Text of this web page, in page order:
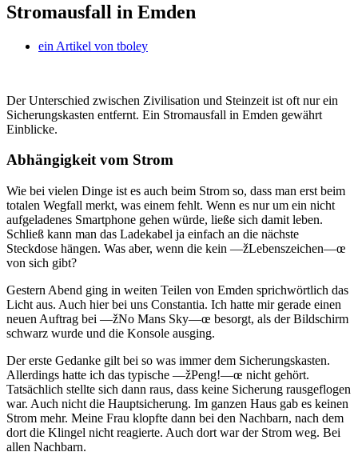
Stromausfall in Emden
ein Artikel von tboley
Der Unterschied zwischen Zivilisation und Steinzeit ist oft nur ein
Sicherungskasten entfernt. Ein Stromausfall in Emden gewährt
Einblicke.
Abhängigkeit vom Strom
Wie bei vielen Dinge ist es auch beim Strom so, dass man erst beim
totalen Wegfall merkt, was einem fehlt. Wenn es nur um ein nicht
aufgeladenes Smartphone gehen würde, ließe sich damit leben.
Schließ kann man das Ladekabel ja einfach an die nächste
Steckdose hängen. Was aber, wenn die kein —žLebenszeichen—œ
von sich gibt?
Gestern Abend ging in weiten Teilen von Emden sprichwörtlich das
Licht aus. Auch hier bei uns Constantia. Ich hatte mir gerade einen
neuen Auftrag bei —žNo Mans Sky—œ besorgt, als der Bildschirm
schwarz wurde und die Konsole ausging.
Der erste Gedanke gilt bei so was immer dem Sicherungskasten.
Allerdings hatte ich das typische —žPeng!—œ nicht gehört.
Tatsächlich stellte sich dann raus, dass keine Sicherung rausgeflogen
war. Auch nicht die Hauptsicherung. Im ganzen Haus gab es keinen
Strom mehr. Meine Frau klopfte dann bei den Nachbarn, nach dem
dort die Klingel nicht reagierte. Auch dort war der Strom weg. Bei
allen Nachbarn.